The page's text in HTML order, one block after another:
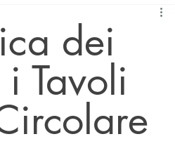
dei
Tavoli